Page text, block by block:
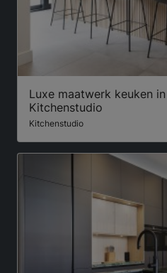
Luxe maatwerk keuken
Kitchenstudio
Kitchenstudio